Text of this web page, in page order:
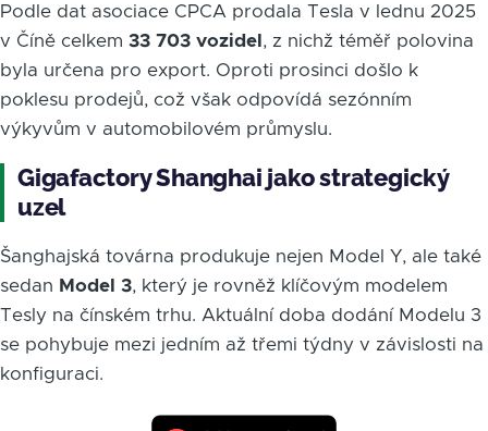
Podle dat asociace CPCA prodala Tesla v lednu 2025
v Číně celkem 33 703 vozidel , z nichž téměř polovina
byla určena pro export. Oproti prosinci došlo k
poklesu prodejů, což však odpovídá sezónním
výkyvům v automobilovém průmyslu.
Gigafactory Shanghai jako strategický
uzel
Šanghajská továrna produkuje nejen Model Y, ale také
sedan Model 3, který je rovněž klíčovým modelem
Tesly na čínském trhu. Aktuální doba dodání Modelu 3
se pohybuje mezi jedním až třemi týdny v závislosti na
konfiguraci.